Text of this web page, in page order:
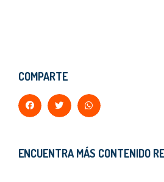
COMPARTE
ENCUENTRA MÁS CONTENIDO